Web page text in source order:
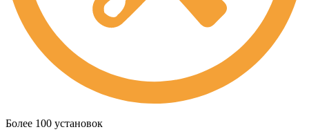
Более 100 установок